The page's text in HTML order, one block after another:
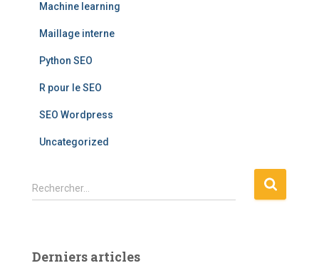
Machine learning
Maillage interne
Python SEO
R pour le SEO
SEO Wordpress
Uncategorized
R
e
r
Rechercher…
Derniers articles